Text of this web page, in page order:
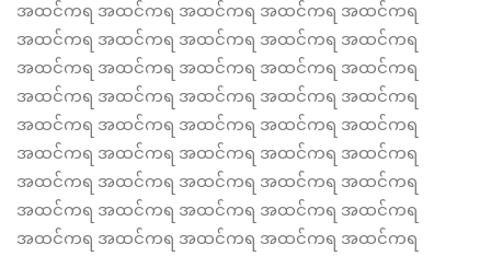
အထင်ကရ အထင်ကရ အထင်ကရ အထင်ကရ အထင်ကရ
အထင်ကရ အထင်ကရ အထင်ကရ အထင်ကရ အထင်ကရ
အထင်ကရ အထင်ကရ အထင်ကရ အထင်ကရ အထင်ကရ
အထင်ကရ အထင်ကရ အထင်ကရ အထင်ကရ အထင်ကရ
အထင်ကရ အထင်ကရ အထင်ကရ အထင်ကရ အထင်ကရ
အထင်ကရ အထင်ကရ အထင်ကရ အထင်ကရ အထင်ကရ
အထင်ကရ အထင်ကရ အထင်ကရ အထင်ကရ အထင်ကရ
အထင်ကရ အထင်ကရ အထင်ကရ အထင်ကရ အထင်ကရ
အထင်ကရ အထင်ကရ အထင်ကရ အထင်ကရ အထင်ကရ